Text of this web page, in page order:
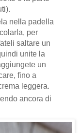
nella padella
per
saltare un
unite la
un
fino a
leggera.
ancora di